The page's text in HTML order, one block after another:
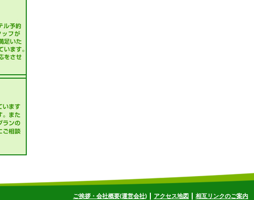
ご挨拶・会社概要(運営会社) アクセス地図 相互リンクのご案内